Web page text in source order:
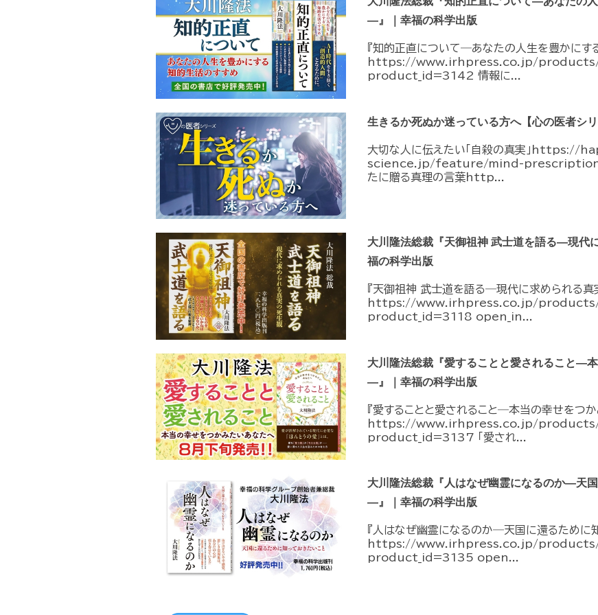
―』｜幸福の科学出版
『知的正直について―あなたの人生を豊かにす
https://www.irhpress.co.jp/
product_id=3142 情報に...
生きるか死ぬか迷っている方へ【心の医者シリ
大切な人に伝えたい「自殺の真実」https://
science.jp/feature/mind-prescriptions/
たに贈る真理の言葉http...
大川隆法総裁『天御祖神 武士道を語る―現代
福の科学出版
『天御祖神 武士道を語る―現代に求められる真
https://www.irhpress.co.jp/
product_id=3118 open_in...
大川隆法総裁『愛することと愛されること―
―』｜幸福の科学出版
『愛することと愛されること―本当の幸せをつ
https://www.irhpress.co.jp/
product_id=3137 「愛され...
大川隆法総裁『人はなぜ幽霊になるのか―天
―』｜幸福の科学出版
『人はなぜ幽霊になるのか―天国に還るために
https://www.irhpress.co.jp/
product_id=3135 open...